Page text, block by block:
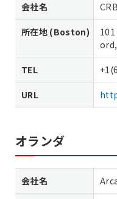
会社名
所在地 (Boston)
TEL
URL
オランダ
会社名